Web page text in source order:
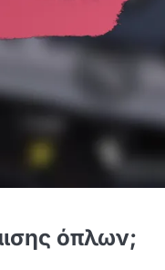
όπλων;